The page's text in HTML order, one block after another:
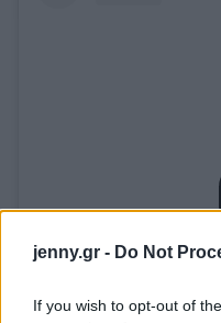
jenny.gr - Do Not
If you wish to opt-out of
Δείτε αυτή τη